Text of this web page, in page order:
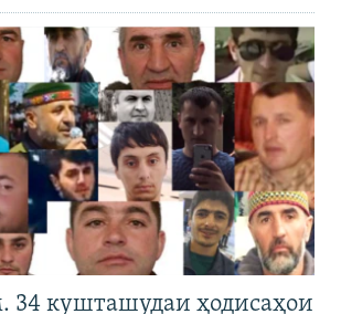
34 кушташудаи ҳодисаҳои